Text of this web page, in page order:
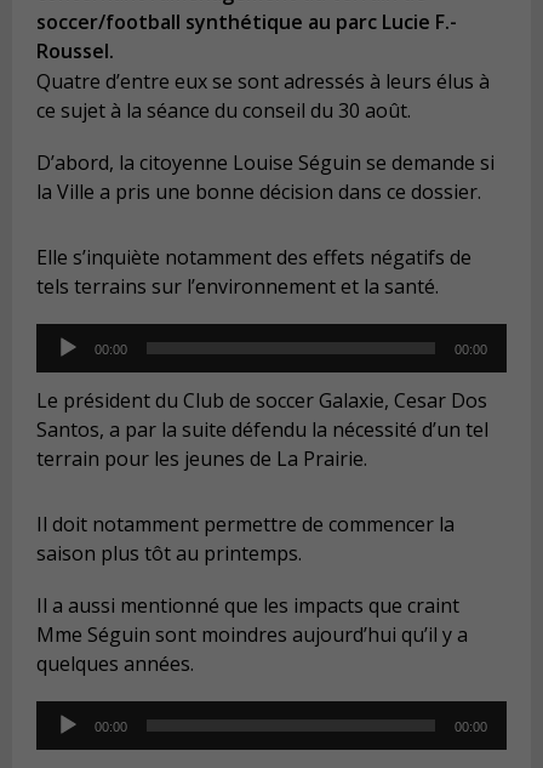
soccer/football synthétique au parc Lucie F.-
Roussel.
Quatre d’entre eux se sont adressés à leurs élus à
ce sujet à la séance du conseil du 30 août.
D’abord, la citoyenne Louise Séguin se demande si
la Ville a pris une bonne décision dans ce dossier.
Elle s’inquiète notamment des effets négatifs de
tels terrains sur l’environnement et la santé.
Audio
Player
00:00 00:00
Le président du Club de soccer Galaxie, Cesar Dos
Santos, a par la suite défendu la nécessité d’un tel
terrain pour les jeunes de La Prairie.
Il doit notamment permettre de commencer la
saison plus tôt au printemps.
Il a aussi mentionné que les impacts que craint
Mme Séguin sont moindres aujourd’hui qu’il y a
quelques années.
Audio
Player
00:00 00:00